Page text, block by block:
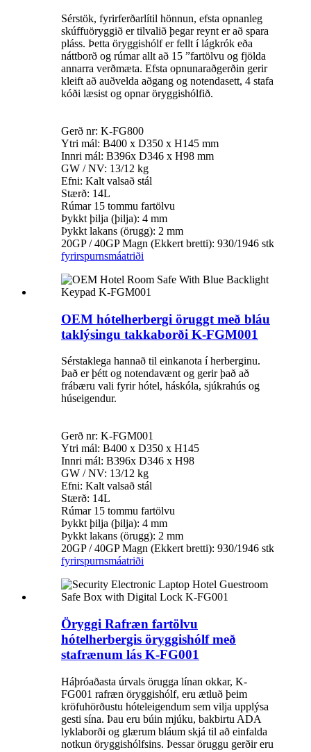
Sérstök, fyrirferðarlítil hönnun, efsta opnanleg
skúffuöryggið er tilvalið þegar reynt er að spara
pláss. Þetta öryggishólf er fellt í lágkrók eða
náttborð og rúmar allt að 15 ”fartölvu og fjölda
annarra verðmæta. Efsta opnunaraðgerðin gerir
kleift að auðvelda aðgang og notendasett, 4 stafa
kóði læsist og opnar öryggishólfið.
Gerð nr: K-FG800
Ytri mál: B400 x D350 x H145 mm
Innri mál: B396x D346 x H98 mm
GW / NV: 13/12 kg
Efni: Kalt valsað stál
Stærð: 14L
Rúmar 15 tommu fartölvu
Þykkt þilja (þilja): 4 mm
Þykkt lakans (örugg): 2 mm
20GP / 40GP Magn (Ekkert bretti): 930/1946 stk
fyrirspurnsmáatriði
OEM hótelherbergi öruggt með bláu
taklýsingu takkaborði K-FGM001
Sérstaklega hannað til einkanota í herberginu.
Það er þétt og notendavænt og gerir það að
frábæru vali fyrir hótel, háskóla, sjúkrahús og
húseigendur.
Gerð nr: K-FGM001
Ytri mál: B400 x D350 x H145
Innri mál: B396x D346 x H98
GW / NV: 13/12 kg
Efni: Kalt valsað stál
Stærð: 14L
Rúmar 15 tommu fartölvu
Þykkt þilja (þilja): 4 mm
Þykkt lakans (örugg): 2 mm
20GP / 40GP Magn (Ekkert bretti): 930/1946 stk
fyrirspurnsmáatriði
Öryggi Rafræn fartölvu
hótelherbergis öryggishólf með
stafrænum lás K-FG001
Háþróaðasta úrvals örugga línan okkar, K-
FG001 rafræn öryggishólf, eru ætluð þeim
kröfuhörðustu hóteleigendum sem vilja upplýsa
gesti sína. Þau eru búin mjúku, bakbirtu ADA
lyklaborði og glærum bláum skjá til að einfalda
notkun öryggishólfsins. Þessar öruggu gerðir eru